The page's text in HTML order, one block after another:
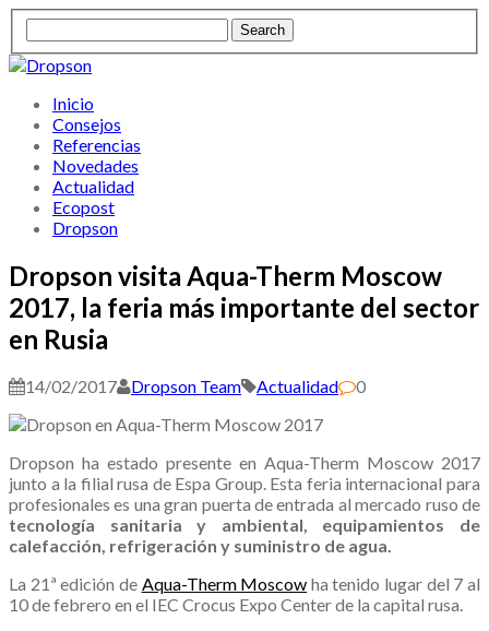
Inicio
Consejos
Referencias
Novedades
Actualidad
Ecopost
Dropson
Dropson visita Aqua-Therm Moscow
2017, la feria más importante del sector
en Rusia
14/02/2017 Dropson Team Actualidad 0
Dropson ha estado presente en Aqua-Therm Moscow 2017
junto a la filial rusa de Espa Group. Esta feria internacional para
profesionales es una gran puerta de entrada al mercado ruso de
tecnología sanitaria y ambiental, equipamientos de
calefacción, refrigeración y suministro de agua.
La 21ª edición de Aqua-Therm Moscow ha tenido lugar del 7 al
10 de febrero en el IEC Crocus Expo Center de la capital rusa.